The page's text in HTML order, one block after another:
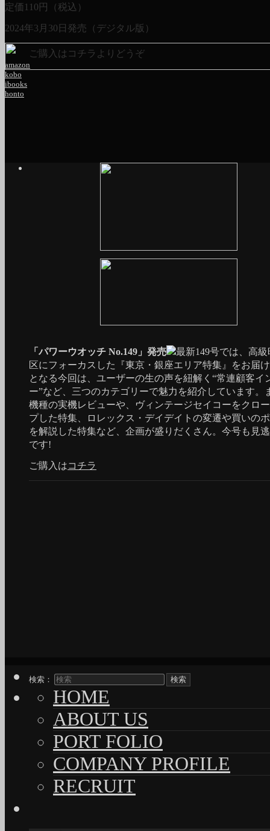
定価110円（税込）
2024年3月30日発売（デジタル版）
ご購入はコチラよりどうぞ
amazon
kobo
ibooks
honto
「パワーウオッチ No.149」発売
最新149号では、高
区にフォーカスした『東京・銀座エリア特集』をお届
となる今回は、ユーザーの生の声を紐解く“常連顧客イ
ー”など、三つのカテゴリーで魅力を紹介しています。
機種の実機レビューや、ヴィンテージセイコーをクロ
プした特集、ロレックス・デイデイトの変遷や買いの
を解説した特集など、企画が盛りだくさん。今号も見
です!
ご購入はコチラ
検索：
HOME
ABOUT US
PORT FOLIO
COMPANY PROFILE
RECRUIT